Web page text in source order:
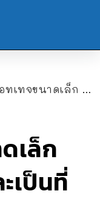
ล็ก ตกแต่งอบอุ่น และเป็นที่นิยมของคนไทย
เล็ก
เป็นที่